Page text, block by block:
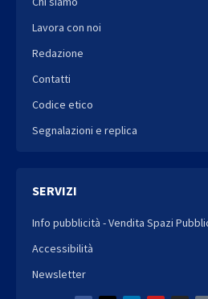
Lavora con noi
Redazione
Contatti
Codice etico
Segnalazioni e replica
SERVIZI
Info pubblicità - Vendita Spazi
Accessibilità
Newsletter